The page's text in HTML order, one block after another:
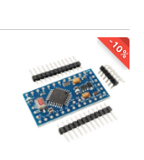
-10%